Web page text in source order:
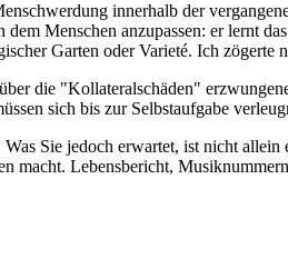
innerhalb der
Menschen anzupassen: er lernt
Garten oder Varieté. Ich zögerte
die "Kollateralschäden"
sich bis zur Selbstaufgabe
Sie jedoch erwartet, ist nicht
macht. Lebensbericht,